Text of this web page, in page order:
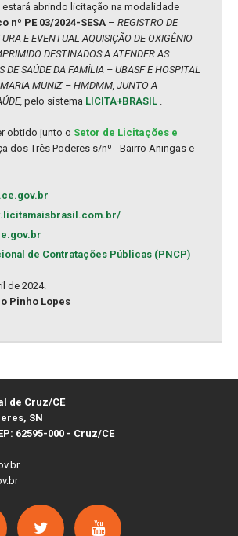
estará abrindo licitação na modalidade
nº PE 03/2024-SESA – REGISTRO DE
E EVENTUAL AQUISIÇÃO DE OXIGÊNIO
DESTINADOS A ATENDER AS
DE SAÚDE DA FAMÍLIA – UBASF E HOSPITAL
MUNIZ – HMDMM, JUNTO A
pelo sistema LICITA+BRASIL .
obtido junto o Setor de Licitações e
dos Três Poderes s/nº - Bairro Aningas e
de Contratações Públicas (PNCP)
de 2024.
Pinho Lopes
de Cruz/CE
SN
62595-000 - Cruz/CE